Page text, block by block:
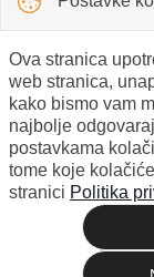
© 2026 Mobis
Sva prava pridržana.
Ova stranica
web stranica,
kako bismo vam
najbolje
postavkama
tome koje
stranici Politika